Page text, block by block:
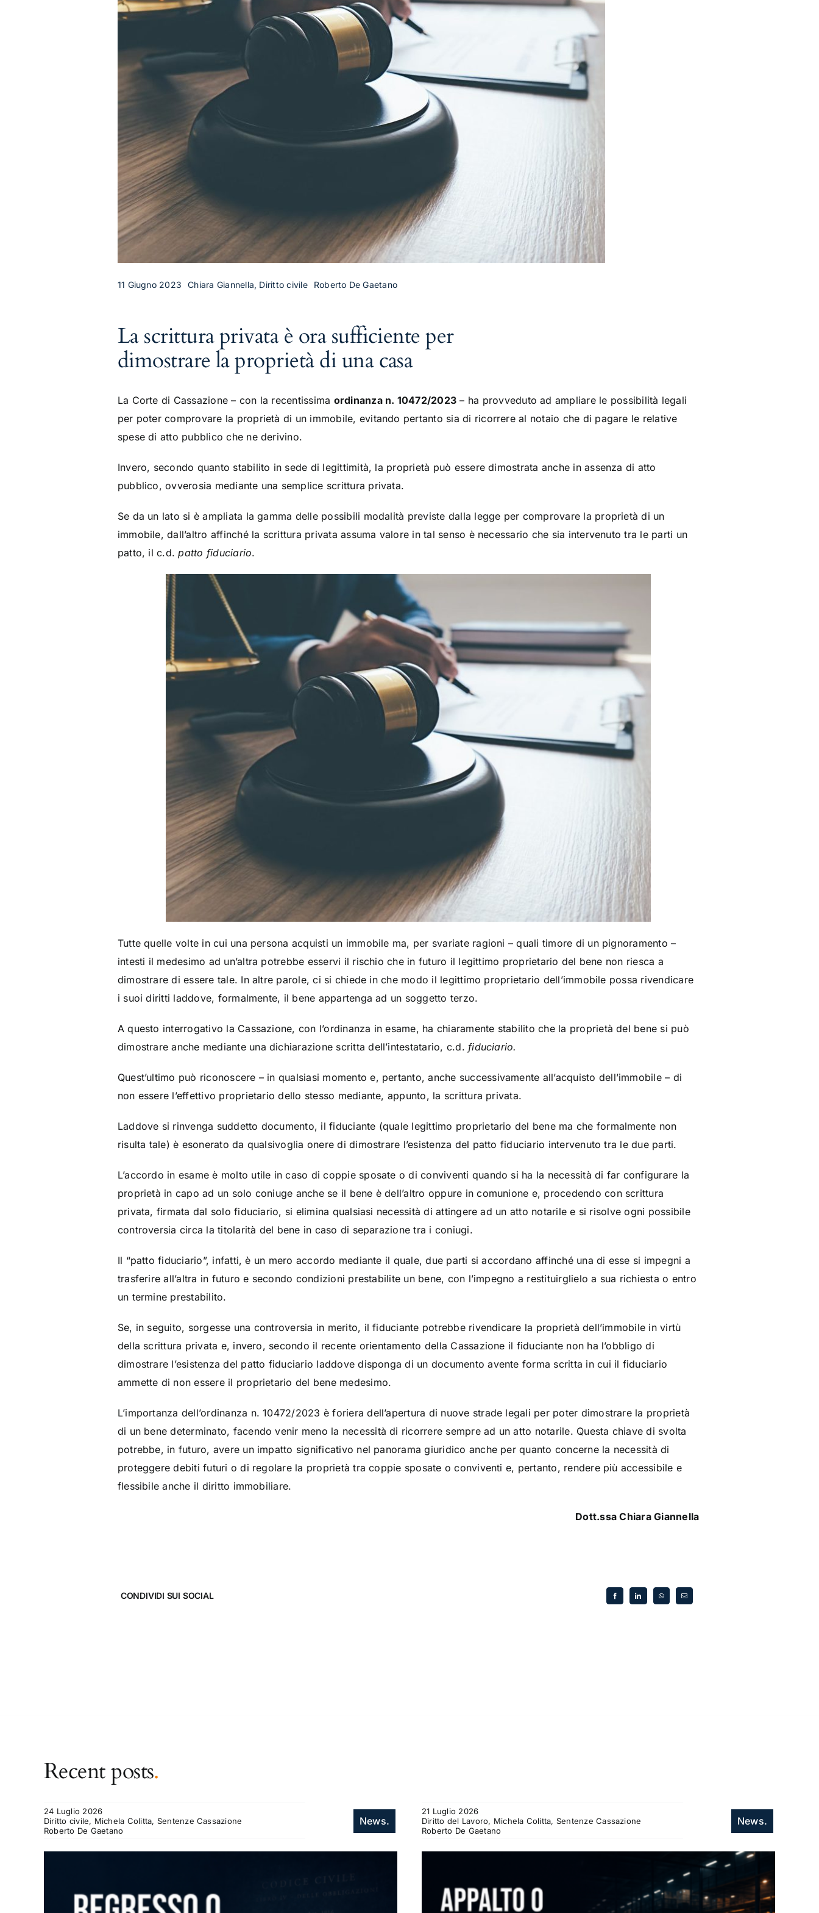
11 Giugno 2023 Chiara Giannella, Diritto civile Roberto De Gaetano
La scrittura privata è ora sufficiente per
dimostrare la proprietà di una casa
La Corte di Cassazione – con la recentissima ordinanza n. 10472/2023 – ha provveduto ad ampliare le possibilità legali
per poter comprovare la proprietà di un immobile, evitando pertanto sia di ricorrere al notaio che di pagare le relative
spese di atto pubblico che ne derivino.
Invero, secondo quanto stabilito in sede di legittimità, la proprietà può essere dimostrata anche in assenza di atto
pubblico, ovverosia mediante una semplice scrittura privata.
Se da un lato si è ampliata la gamma delle possibili modalità previste dalla legge per comprovare la proprietà di un
immobile, dall’altro affinché la scrittura privata assuma valore in tal senso è necessario che sia intervenuto tra le parti un
patto, il c.d.patto fiduciario.
Tutte quelle volte in cui una persona acquisti un immobile ma, per svariate ragioni – quali timore di un pignoramento –
intesti il medesimo ad un’altra potrebbe esservi il rischio che in futuro il legittimo proprietario del bene non riesca a
dimostrare di essere tale. In altre parole, ci si chiede in che modo il legittimo proprietario dell’immobile possa rivendicare
i suoi diritti laddove, formalmente, il bene appartenga ad un soggetto terzo.
A questo interrogativo la Cassazione, con l’ordinanza in esame, ha chiaramente stabilito che la proprietà del bene si può
dimostrare anche mediante una dichiarazione scritta dell’intestatario, c.d.fiduciario.
Quest’ultimo può riconoscere – in qualsiasi momento e, pertanto, anche successivamente all’acquisto dell’immobile – di
non essere l’effettivo proprietario dello stesso mediante, appunto, la scrittura privata.
Laddove si rinvenga suddetto documento, il fiduciante (quale legittimo proprietario del bene ma che formalmente non
risulta tale) è esonerato da qualsivoglia onere di dimostrare l’esistenza del patto fiduciario intervenuto tra le due parti.
L’accordo in esame è molto utile in caso di coppie sposate o di conviventi quando si ha la necessità di far configurare la
proprietà in capo ad un solo coniuge anche se il bene è dell’altro oppure in comunione e, procedendo con scrittura
privata, firmata dal solo fiduciario, si elimina qualsiasi necessità di attingere ad un atto notarile e si risolve ogni possibile
controversia circa la titolarità del bene in caso di separazione tra i coniugi.
Il “patto fiduciario”, infatti, è un mero accordo mediante il quale, due parti si accordano affinché una di esse si impegni a
trasferire all’altra in futuro e secondo condizioni prestabilite un bene, con l’impegno a restituirglielo a sua richiesta o entro
un termine prestabilito.
Se, in seguito, sorgesse una controversia in merito, il fiduciante potrebbe rivendicare la proprietà dell’immobile in virtù
della scrittura privata e, invero, secondo il recente orientamento della Cassazione il fiduciante non ha l’obbligo di
dimostrare l’esistenza del patto fiduciario laddove disponga di un documento avente forma scritta in cui il fiduciario
ammette di non essere il proprietario del bene medesimo.
L’importanza dell’ordinanza n. 10472/2023 è foriera dell’apertura di nuove strade legali per poter dimostrare la proprietà
di un bene determinato, facendo venir meno la necessità di ricorrere sempre ad un atto notarile. Questa chiave di svolta
potrebbe, in futuro, avere un impatto significativo nel panorama giuridico anche per quanto concerne la necessità di
proteggere debiti futuri o di regolare la proprietà tra coppie sposate o conviventi e, pertanto, rendere più accessibile e
flessibile anche il diritto immobiliare.
Dott.ssa Chiara Giannella
CONDIVIDI SUI SOCIAL
Recent posts.
24 Luglio 2026
Diritto civile, Michela Colitta, Sentenze Cassazione
Roberto De Gaetano
News.
21 Luglio 2026
Diritto del Lavoro, Michela Colitta, Sentenze Cassazione
Roberto De Gaetano
News.